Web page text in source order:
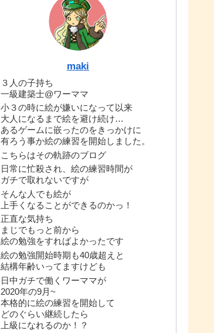
maki
３人の子持ち
一級建築士@ワーママ
小３の時に絵が嫌いになって以来
大人になるまで絵を避け続け…
あるゲームに嵌ったのをきっかけに
有ろう事か絵の練習を開始しました。
こちらはその軌跡のブログ
日常に忙殺され、絵の練習時間が
ガチで取れないですが
そんな人でも絵が
上手くなることができるのかっ！
正直な気持ち
まじでもっと前から
絵の勉強をすればよかったです
絵の勉強開始時期も40歳超えと
結構年齢いってますけども
日中ガチで働くワーママが
2020年の9月~
本格的に絵の練習を開始して
どのぐらい継続したら
上級になれるのか！？